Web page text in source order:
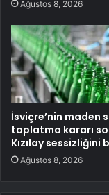
Ağustos 8, 2026
İsviçre’nin maden
toplatma kararı
Kızılay sessizliğini
Ağustos 8, 2026